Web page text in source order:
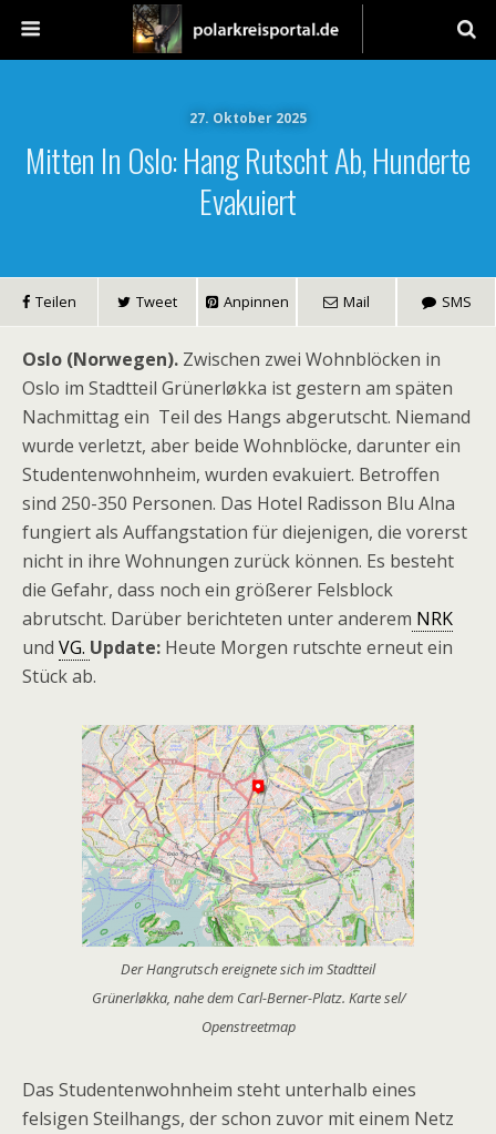
27. Oktober 2025
Mitten In Oslo: Hang Rutscht Ab, Hunderte
Evakuiert
Teilen Tweet Anpinnen Mail SMS
Oslo (Norwegen). Zwischen zwei Wohnblöcken in
Oslo im Stadtteil Grünerløkka ist gestern am späten
Nachmittag ein Teil des Hangs abgerutscht. Niemand
wurde verletzt, aber beide Wohnblöcke, darunter ein
Studentenwohnheim, wurden evakuiert. Betroffen
sind 250-350 Personen. Das Hotel Radisson Blu Alna
fungiert als Auffangstation für diejenigen, die vorerst
nicht in ihre Wohnungen zurück können. Es besteht
die Gefahr, dass noch ein größerer Felsblock
abrutscht. Darüber berichteten unter anderem NRK
und VG. Update: Heute Morgen rutschte erneut ein
Stück ab.
Der Hangrutsch ereignete sich im Stadtteil
Grünerløkka, nahe dem Carl-Berner-Platz. Karte sel/
Openstreetmap
Das Studentenwohnheim steht unterhalb eines
felsigen Steilhangs, der schon zuvor mit einem Netz